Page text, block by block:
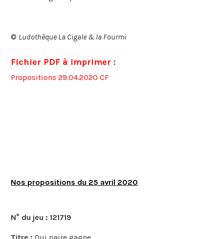
© Ludothèque La Cigale & la Fourmi
Fichier PDF à imprimer :
Propositions 29.04.2020 CF
Nos propositions du 25 avril 2020
N° du jeu : 121719
Titre : Qui paire gagne